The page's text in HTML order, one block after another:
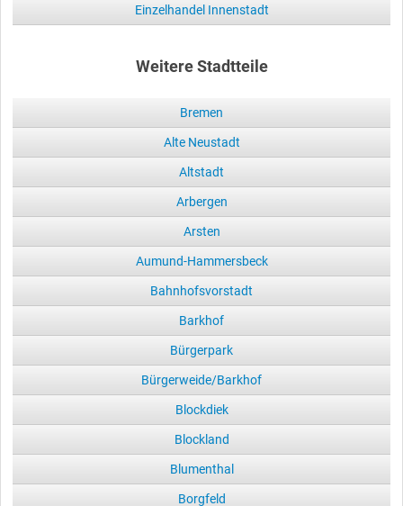
Einzelhandel Innenstadt
Weitere Stadtteile
Bremen
Alte Neustadt
Altstadt
Arbergen
Arsten
Aumund-Hammersbeck
Bahnhofsvorstadt
Barkhof
Bürgerpark
Bürgerweide/Barkhof
Blockdiek
Blockland
Blumenthal
Borgfeld